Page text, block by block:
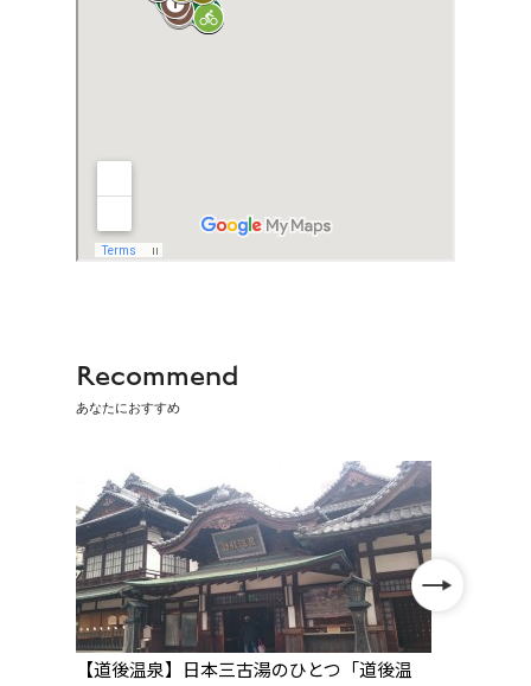
Recommend
あなたにおすすめ
【道後温泉】日本三古湯のひとつ「道後温